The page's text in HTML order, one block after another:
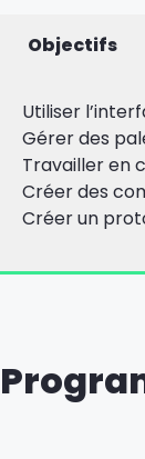
Objectifs
Utiliser
Gérer des
Travailler en
Créer des
Créer un